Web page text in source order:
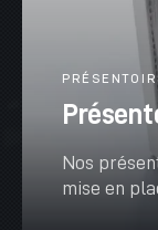
Nos
mise en